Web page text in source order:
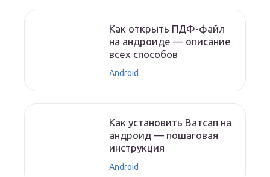
Как открыть ПДФ-файл
на андроиде — описание
всех способов
Android
Как установить Ватсап на
андроид — пошаговая
инструкция
Android